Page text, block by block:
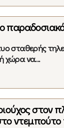
σταθερής
χώρα να...
στον